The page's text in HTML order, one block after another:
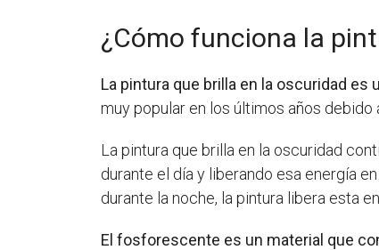
¿Cómo funciona la
La pintura que brilla en la oscuridad es
muy popular en los últimos años
La pintura que brilla en la oscuridad
durante el día y liberando esa energía
durante la noche, la pintura libera esta
El fosforescente es un material que